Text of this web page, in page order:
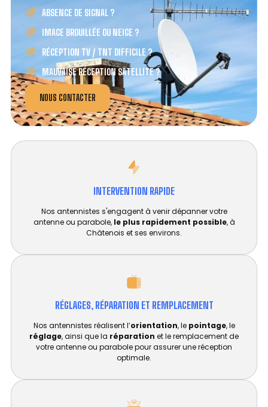
ABSENCE DE SIGNAL ?
IMAGE BROUILLÉE OU NEIGE ?
RÉCEPTION TV / TNT DIFFICILE ?
MAUVAISE RÉCEPTION SATELLITE ?
NOUS CONTACTER
INTERVENTION RAPIDE
Nos antennistes s'engagent à venir dépanner votre
antenne ou parabole, le plus rapidement possible, à
Châtenois et ses environs.
RÉGLAGES, RÉPARATION ET REMPLACEMENT​
Nos antennistes réalisent l’orientation, le pointage, le
réglage, ainsi que la réparation et le remplacement de
votre antenne ou parabole pour assurer une réception
optimale.